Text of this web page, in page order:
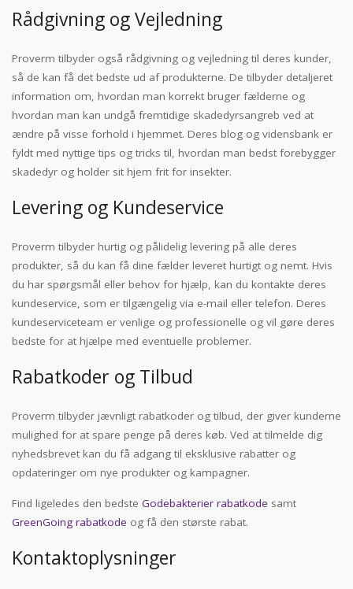
Rådgivning og Vejledning
Proverm tilbyder også rådgivning og vejledning til deres kunder,
så de kan få det bedste ud af produkterne. De tilbyder detaljeret
information om, hvordan man korrekt bruger fælderne og
hvordan man kan undgå fremtidige skadedyrsangreb ved at
ændre på visse forhold i hjemmet. Deres blog og vidensbank er
fyldt med nyttige tips og tricks til, hvordan man bedst forebygger
skadedyr og holder sit hjem frit for insekter.
Levering og Kundeservice
Proverm tilbyder hurtig og pålidelig levering på alle deres
produkter, så du kan få dine fælder leveret hurtigt og nemt. Hvis
du har spørgsmål eller behov for hjælp, kan du kontakte deres
kundeservice, som er tilgængelig via e-mail eller telefon. Deres
kundeserviceteam er venlige og professionelle og vil gøre deres
bedste for at hjælpe med eventuelle problemer.
Rabatkoder og Tilbud
Proverm tilbyder jævnligt rabatkoder og tilbud, der giver kunderne
mulighed for at spare penge på deres køb. Ved at tilmelde dig
nyhedsbrevet kan du få adgang til eksklusive rabatter og
opdateringer om nye produkter og kampagner.
Find ligeledes den bedste Godebakterier rabatkode samt
GreenGoing rabatkode og få den største rabat.
Kontaktoplysninger